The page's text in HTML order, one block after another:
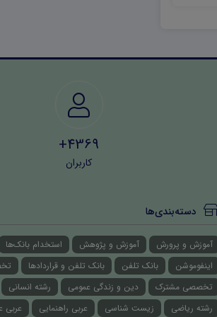
4369+
کاربران
دسته‌بندی‌ها
آموزش و پرورش آموزش و پژوهش استخدام بانک‌ها
اینفوموشن
بانک تلفن بانک تلفن و قراردادها
تخصصی مشترک
دین و زندگی عمومی رشته انسانی
رشته ریاضی
زیست شناسی عربی راهنمایی عربی